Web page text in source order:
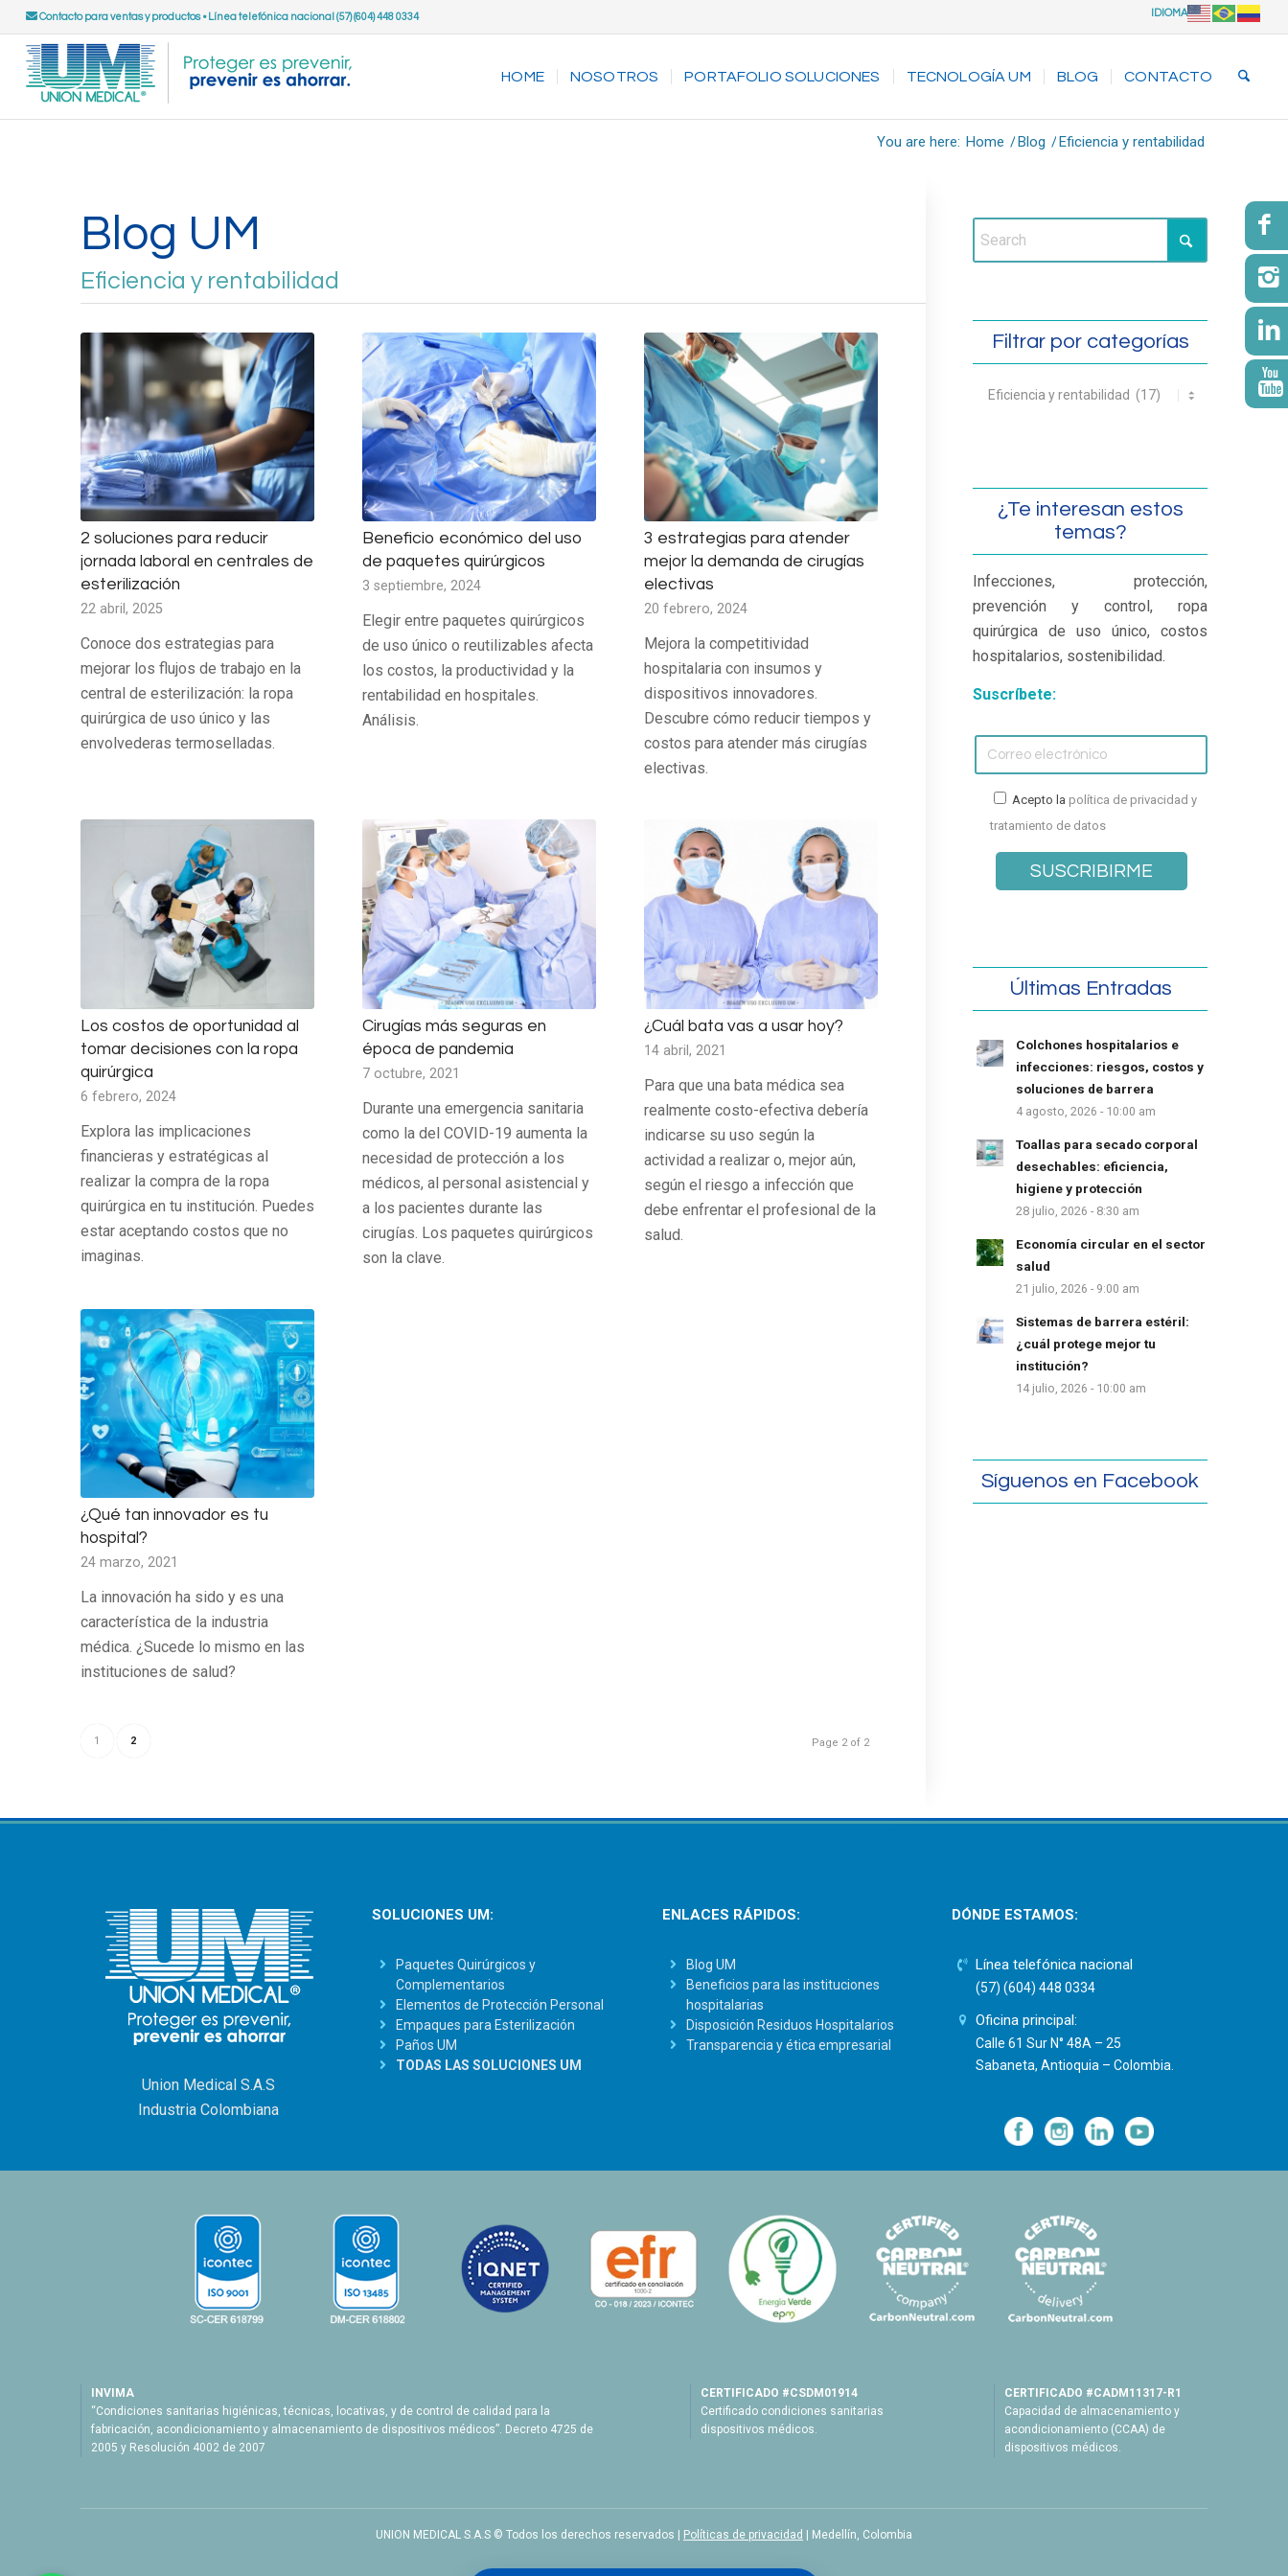
Contacto para ventas y productos• Línea telefónica nacional (57) (604) 448 0334 IDIOMA
HOME NOSOTROS PORTAFOLIO SOLUCIONES TECNOLOGÍA UM BLOG CONTACTO
You are here: Home /Blog /Eficiencia y rentabilidad
Blog UM
Eficiencia y rentabilidad
2 soluciones para reducir
jornada laboral en centrales de
esterilización
22 abril, 2025
Conoce dos estrategias para
mejorar los flujos de trabajo en la
central de esterilización: la ropa
quirúrgica de uso único y las
envolvederas termoselladas.
Beneficio económico del uso
de paquetes quirúrgicos
3 septiembre, 2024
Elegir entre paquetes quirúrgicos
de uso único o reutilizables afecta
los costos, la productividad y la
rentabilidad en hospitales.
Análisis.
3 estrategias para atender
mejor la demanda de cirugías
electivas
20 febrero, 2024
Mejora la competitividad
hospitalaria con insumos y
dispositivos innovadores.
Descubre cómo reducir tiempos y
costos para atender más cirugías
electivas.
Los costos de oportunidad al
tomar decisiones con la ropa
quirúrgica
6 febrero, 2024
Explora las implicaciones
financieras y estratégicas al
realizar la compra de la ropa
quirúrgica en tu institución. Puedes
estar aceptando costos que no
imaginas.
Cirugías más seguras en
época de pandemia
7 octubre, 2021
Durante una emergencia sanitaria
como la del COVID-19 aumenta la
necesidad de protección a los
médicos, al personal asistencial y
a los pacientes durante las
cirugías. Los paquetes quirúrgicos
son la clave.
¿Cuál bata vas a usar hoy?
14 abril, 2021
Para que una bata médica sea
realmente costo-efectiva debería
indicarse su uso según la
actividad a realizar o, mejor aún,
según el riesgo a infección que
debe enfrentar el profesional de la
salud.
¿Qué tan innovador es tu
hospital?
24 marzo, 2021
La innovación ha sido y es una
característica de la industria
médica. ¿Sucede lo mismo en las
instituciones de salud?
Page 2 of 2
1 2
Filtrar por categorías
¿Te interesan estos
temas?
Infecciones, protección,
prevención y control, ropa
quirúrgica de uso único, costos
hospitalarios, sostenibilidad.
Suscríbete:
Acepto la política de privacidad y
tratamiento de datos
Últimas Entradas
Colchones hospitalarios e
infecciones: riesgos, costos y
soluciones de barrera
4 agosto, 2026 - 10:00 am
Toallas para secado corporal
desechables: eficiencia,
higiene y protección
28 julio, 2026 - 8:30 am
Economía circular en el sector
salud
21 julio, 2026 - 9:00 am
Sistemas de barrera estéril:
¿cuál protege mejor tu
institución?
14 julio, 2026 - 10:00 am
Síguenos en Facebook
Union Medical S.A.S
Industria Colombiana
SOLUCIONES UM:
Paquetes Quirúrgicos y
Complementarios
Elementos de Protección Personal
Empaques para Esterilización
Paños UM
TODAS LAS SOLUCIONES UM
ENLACES RÁPIDOS:
Blog UM
Beneficios para las instituciones
hospitalarias
Disposición Residuos Hospitalarios
Transparencia y ética empresarial
DÓNDE ESTAMOS:
Línea telefónica nacional
(57) (604) 448 0334
Oficina principal:
Calle 61 Sur N° 48A – 25
Sabaneta, Antioquia – Colombia.
INVIMA
“Condiciones sanitarias higiénicas, técnicas, locativas, y de control de calidad para la
fabricación, acondicionamiento y almacenamiento de dispositivos médicos”. Decreto 4725 de
2005 y Resolución 4002 de 2007
CERTIFICADO #CSDM01914
Certificado condiciones sanitarias
dispositivos médicos.
CERTIFICADO #CADM11317-R1
Capacidad de almacenamiento y
acondicionamiento (CCAA) de
dispositivos médicos.
UNION MEDICAL S.A.S © Todos los derechos reservados | Políticas de privacidad | Medellín, Colombia